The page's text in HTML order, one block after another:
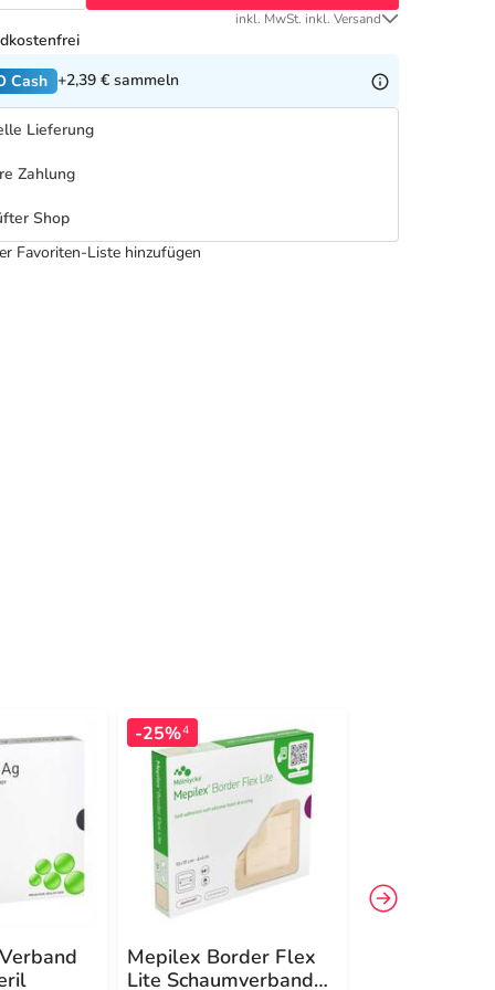
inkl. MwSt. inkl. Versand
Cash +2,39 € sammeln
Lieferung
Zahlung
Shop
Favoriten-Liste hinzufügen
-25%4
Mepilex Border Flex
Lite Schaumverband